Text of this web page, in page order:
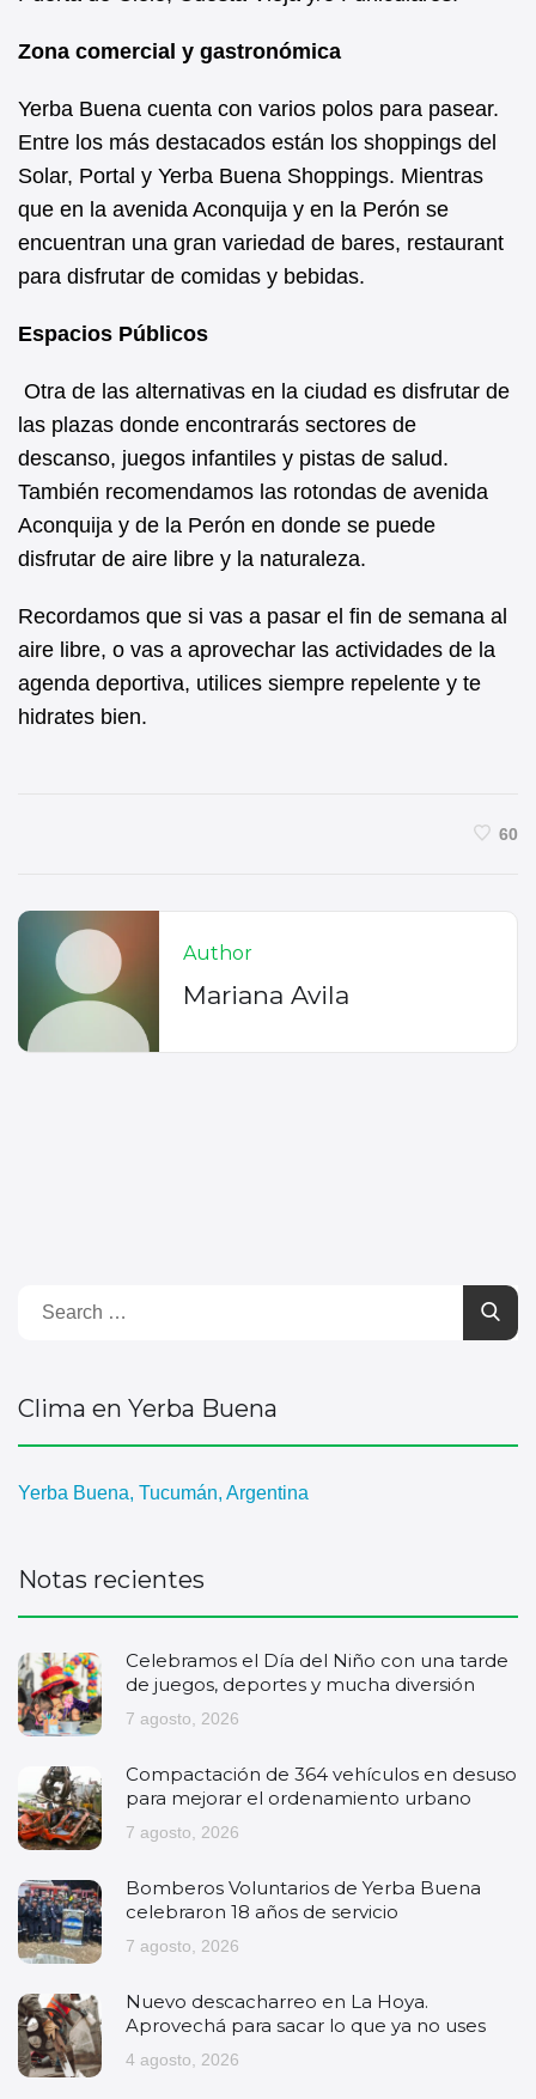
Zona comercial y gastronómica
Yerba Buena cuenta con varios polos para pasear.
Entre los más destacados están los shoppings del
Solar, Portal y Yerba Buena Shoppings. Mientras
que en la avenida Aconquija y en la Perón se
encuentran una gran variedad de bares, restaurant
para disfrutar de comidas y bebidas.
Espacios Públicos
Otra de las alternativas en la ciudad es disfrutar de
las plazas donde encontrarás sectores de
descanso, juegos infantiles y pistas de salud.
También recomendamos las rotondas de avenida
Aconquija y de la Perón en donde se puede
disfrutar de aire libre y la naturaleza.
Recordamos que si vas a pasar el fin de semana al
aire libre, o vas a aprovechar las actividades de la
agenda deportiva, utilices siempre repelente y te
hidrates bien.
60
Author
Mariana Avila
Clima en Yerba Buena
Yerba Buena, Tucumán, Argentina
Notas recientes
Celebramos el Día del Niño con una tarde
de juegos, deportes y mucha diversión
7 agosto, 2026
Compactación de 364 vehículos en desuso
para mejorar el ordenamiento urbano
7 agosto, 2026
Bomberos Voluntarios de Yerba Buena
celebraron 18 años de servicio
7 agosto, 2026
Nuevo descacharreo en La Hoya.
Aprovechá para sacar lo que ya no uses
4 agosto, 2026